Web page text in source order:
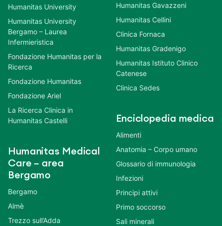
Humanitas University
Humanitas University
Bergamo – Laurea
Infermieristica
Fondazione Humanitas per la
Ricerca
Fondazione Humanitas
Fondazione Ariel
La Ricerca Clinica in
Humanitas Castelli
Humanitas Medical
Care – area
Bergamo
Bergamo
Almè
Trezzo sull’Adda
Humanitas Gavazzeni
Humanitas Cellini
Clinica Fornaca
Humanitas Gradenigo
Humanitas Istituto Clinico
Catenese
Clinica Sedes
Enciclopedia medica
Alimenti
Anatomia – Corpo umano
Glossario di immunologia
Infezioni
Principi attivi
Primo soccorso
Sali minerali